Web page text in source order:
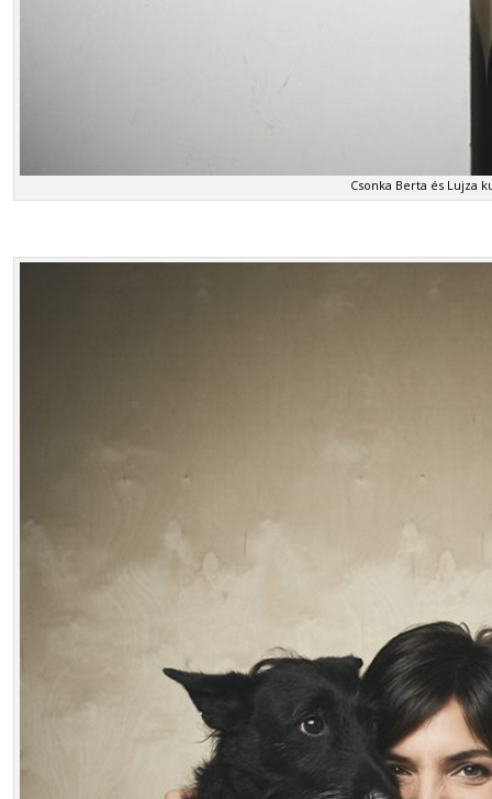
Csonka Berta és Lujza